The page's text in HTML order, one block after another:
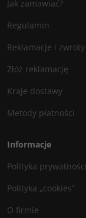
Jak zamawiać?
Regulamin
Reklamacje i zwroty
Złóż reklamację
Kraje dostawy
Metody płatności
Informacje
Polityka prywatności
Polityka „cookies”
O firmie